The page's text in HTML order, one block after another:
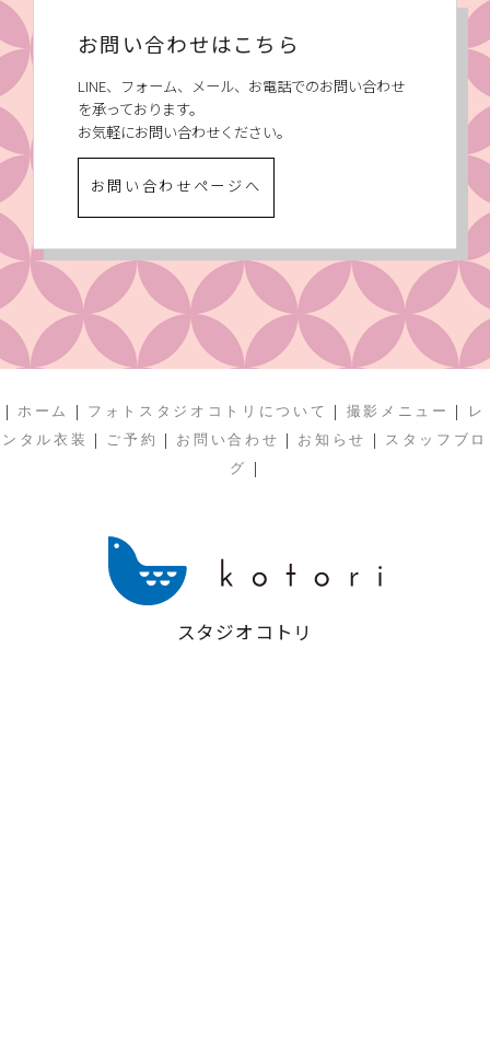
お問い合わせはこちら
LINE、フォーム、メール、お電話でのお問い合わせ
を承っております。
お気軽にお問い合わせください。
お問い合わせページへ
|ホーム | フォトスタジオコトリについて | 撮影メニュー |
レ
ンタル衣装
| ご予約 | お問い合わせ | お知らせ |
スタッフブロ
グ
|
スタジオコトリ